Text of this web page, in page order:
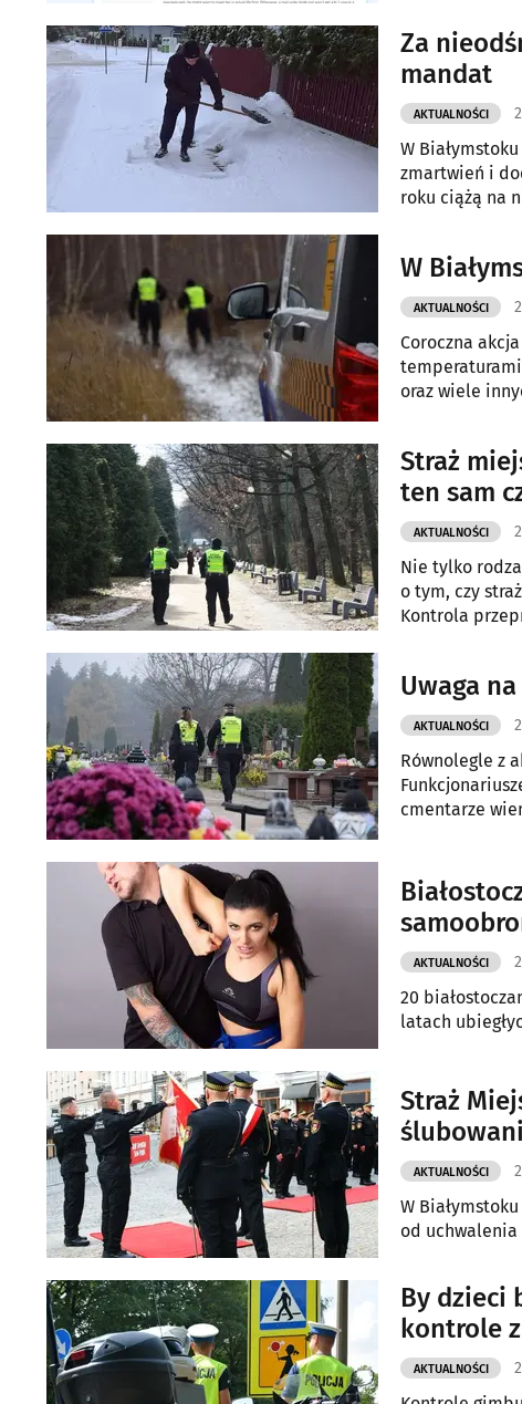
Za
mandat
AKTUALNOŚCI
W
zmartwień i
roku ciążą na
W
AKTUALNOŚCI
Coroczna
oraz wiele
Straż
ten sam
AKTUALNOŚCI
Nie tylko
o tym, czy
Kontrola
Uwaga
AKTUALNOŚCI
Równolegle z
cmentarze
AKTUALNOŚCI
20
latach
Straż
AKTUALNOŚCI
W
od uchwalenia
By dzieci
kontrole
AKTUALNOŚCI